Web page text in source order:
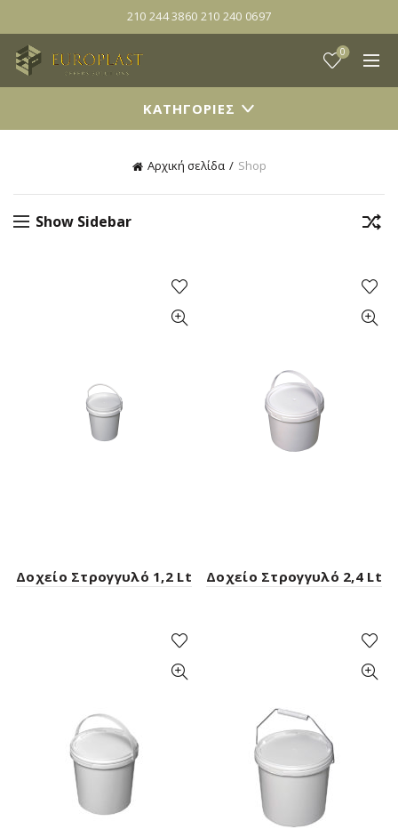
210 244 3860 210 240 0697
0
ΚΑΤΗΓΟΡΙΕΣ
Αρχική σελίδα Shop
Show Sidebar
Δοχείο Στρογγυλό 1,2 Lt Δοχείο Στρογγυλό 2,4 Lt